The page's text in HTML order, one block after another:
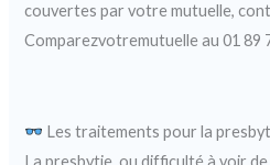
couvertes par votre mutuelle,
Comparezvotremutuelle au 01 89
Les traitements pour la